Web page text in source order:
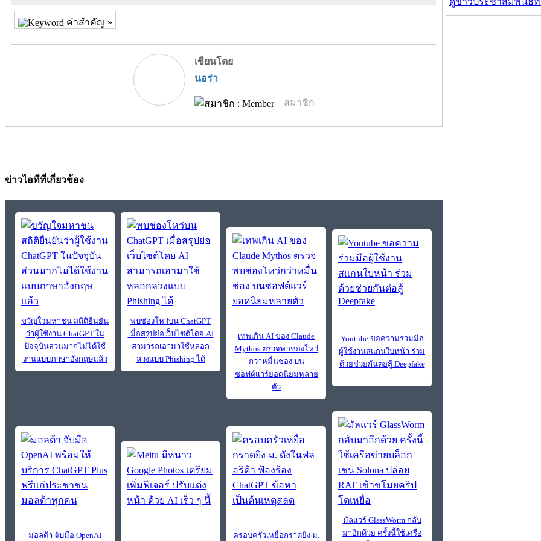
คำสำคัญ »
เขียนโดย
นอร่า
สมาชิก
ข่าวไอทีที่เกี่ยวข้อง
ขวัญใจมหาชน สถิติยืนยัน
ว่าผู้ใช้งาน ChatGPT ใน
ปัจจุบันส่วนมากไม่ได้ใช้
งานแบบภาษาอังกฤษแล้ว
พบช่องโหว่บน ChatGPT
เมื่อสรุปย่อเว็บไซต์โดย AI
สามารถเอามาใช้หลอก
ลวงแบบ Phishing ได้
เทพเกิน AI ของ Claude
Mythos ตรวจพบช่องโหว่
กว่าหมื่นช่อง บน
ซอฟต์แวร์ยอดนิยมหลาย
ตัว
Youtube ขอความร่วมมือ
ผู้ใช้งานสแกนใบหน้า ร่วม
ด้วยช่วยกันต่อสู้ Deepfake
มอลต้า จับมือ OpenAI ครอบครัวเหยื่อกราดยิง ม.
มัลแวร์ GlassWorm กลับ
มาอีกด้วย ครั้งนี้ใช้เครือ